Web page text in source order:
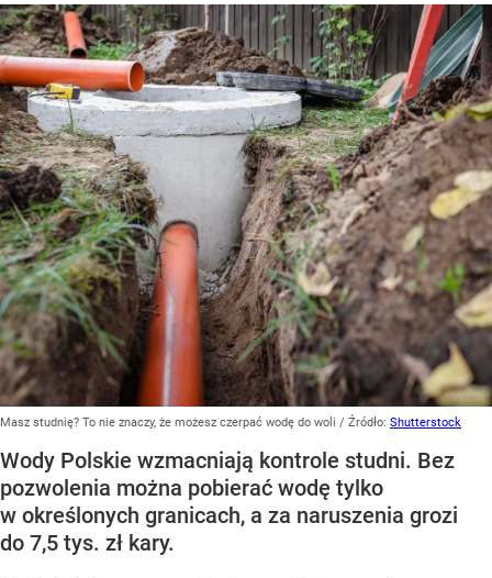
Masz studnię? To nie znaczy, że możesz czerpać wodę do woli / Źródło: Shutterstock
Wody Polskie wzmacniają kontrole studni. Bez
pozwolenia można pobierać wodę tylko
w określonych granicach, a za naruszenia grozi
do 7,5 tys. zł kary.